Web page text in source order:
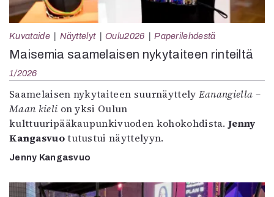
Kuvataide Näyttelyt Oulu2026 Paperilehdestä
Maisemia saamelaisen nykytaiteen rinteiltä
1/2026
Saamelaisen nykytaiteen suurnäyttely Eanangiella –
Maan kieli on yksi Oulun
kulttuuripääkaupunkivuoden kohokohdista.Jenny
Kangasvuotutustui näyttelyyn.
Jenny Kangasvuo